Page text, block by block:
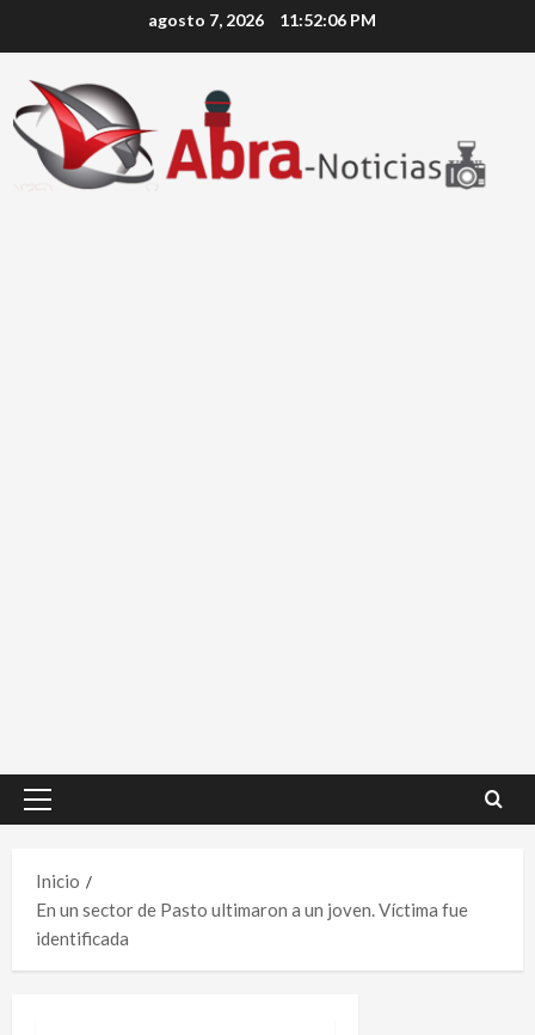
agosto 7, 2026 11:52:06 PM
Menú
Inicio
En un sector de Pasto ultimaron a un joven. Víctima fue
identificada